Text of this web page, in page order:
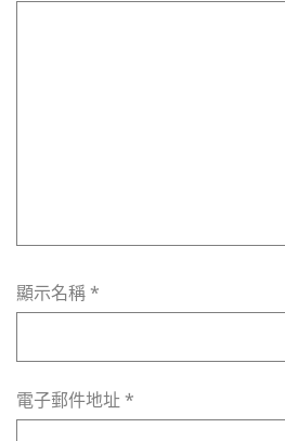
顯示名稱*
電子郵件地址 *